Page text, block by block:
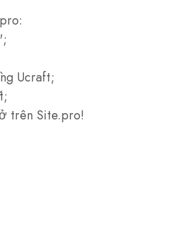
Ucraft;
trên Site.pro!